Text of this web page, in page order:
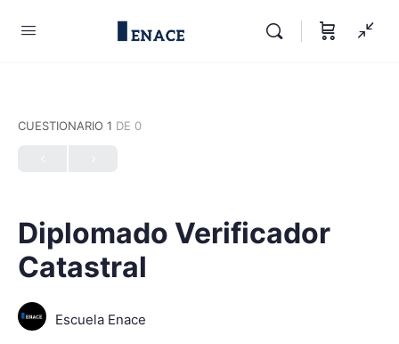
CUESTIONARIO 1 DE 0
Diplomado Verificador
Catastral
Escuela Enace